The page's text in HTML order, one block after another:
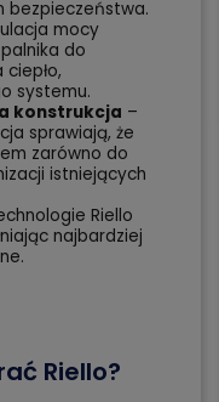
bezpieczeństwa.
mocy
do
systemu.
konstrukcja –
sprawiają, że
zarówno do
istniejących
Riello
najbardziej
Riello?